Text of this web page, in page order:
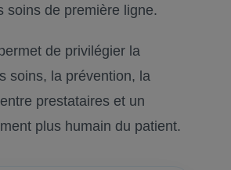
soins de première ligne.
de privilégier la
soins, la prévention, la
prestataires et un
plus humain du patient.